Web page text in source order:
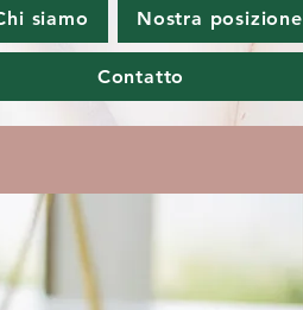
siamo Nostra posizione
Contatto